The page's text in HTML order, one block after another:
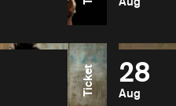
Ticket 28
Aug